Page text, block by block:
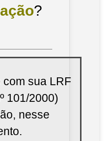
?
com sua LRF
101/2000)
nesse